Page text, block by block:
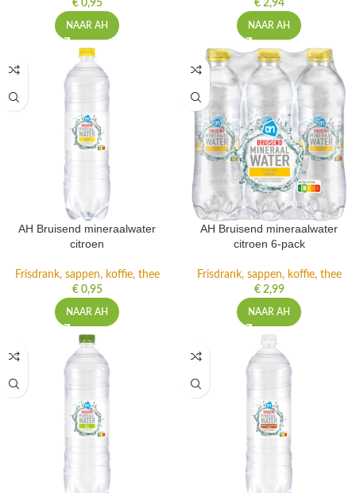
€0,95
NAAR AH
€2,94
NAAR AH
AH Bruisend mineraalwater
citroen
Frisdrank, sappen, koffie, thee
€0,95
NAAR AH
AH Bruisend mineraalwater
citroen 6-pack
Frisdrank, sappen, koffie, thee
€2,99
NAAR AH